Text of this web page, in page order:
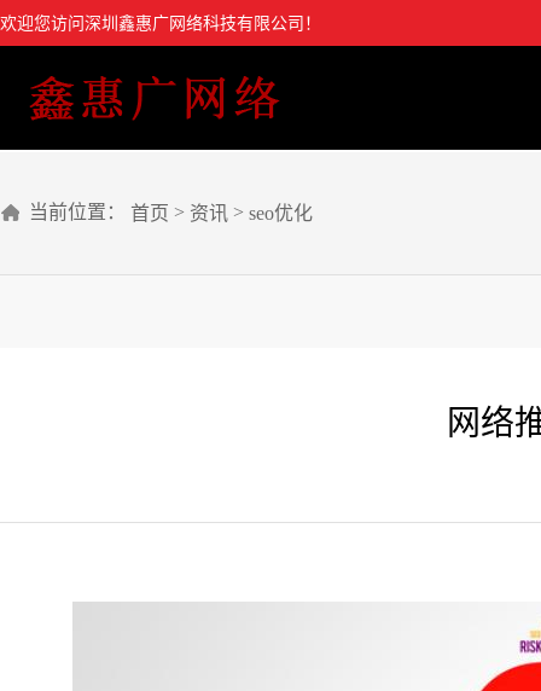
欢迎您访问深圳鑫惠广网络科技有限公司！
当前位置： 首页 > 资讯 > seo优化
网络